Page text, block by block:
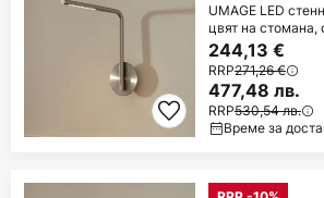
UMAGE LED
цвят на стомана,
яркостта
244,13 €
RRP271,26 €
477,48 лв.
RRP530,54 лв.
Време за